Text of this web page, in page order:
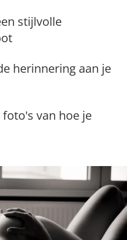
stijlvolle
herinnering aan je
van hoe je